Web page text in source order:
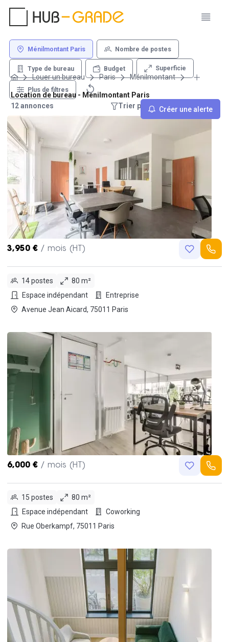
Ménilmontant Paris Nombre de postes
Type de bureau Budget Superficie
Plus de filtres
Créer une alerte
Louer un bureau Paris Ménilmontant
Location de bureau - Ménilmontant Paris
12 annonces
Trier par : Recommandations
3,950 € / mois (HT)
14 postes
80 m²
Espace indépendant
Entreprise
Avenue Jean Aicard, 75011 Paris
6,000 € / mois (HT)
15 postes
80 m²
Espace indépendant
Coworking
Rue Oberkampf, 75011 Paris